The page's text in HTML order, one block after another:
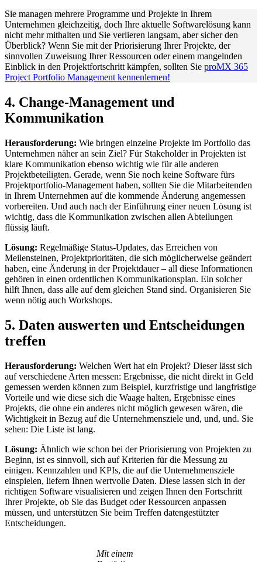
Sie managen mehrere Programme und Projekte in Ihrem
Unternehmen gleichzeitig, doch Ihre aktuelle Softwarelösung kann
nicht mehr mithalten und Sie verlieren langsam, aber sicher den
Überblick? Wenn Sie mit der Priorisierung Ihrer Projekte, der
sinnvollen Zuweisung Ihrer Ressourcen oder einem mangelnden
Einblick in den Projektfortschritt kämpfen, sollten Sie proMX 365
Project Portfolio Management kennenlernen!
4. Change-Management und
Kommunikation
Herausforderung: Wie bringen einzelne Projekte im Portfolio das
Unternehmen näher an sein Ziel? Für Stakeholder in Projekten ist
klare Kommunikation ebenso wichtig wie für alle anderen
Projektbeteiligten. Gerade, wenn Sie noch keine Software fürs
Projektportfolio-Management haben, sollten Sie die Mitarbeitenden
in Ihrem Unternehmen auf die kommende Änderung angemessen
vorbereiten. Und auch nach der Einführung einer neuen Lösung ist
wichtig, dass die Kommunikation zwischen allen Abteilungen
flüssig läuft.
Lösung: Regelmäßige Status-Updates, das Erreichen von
Meilensteinen, Projektprioritäten, die sich möglicherweise geändert
haben, eine Änderung in der Projektdauer – all diese Informationen
gehören in einen ordentlichen Kommunikationsplan. Ein solcher
hilft Ihnen, dass alle auf dem gleichen Stand sind. Organisieren Sie
wenn nötig auch Workshops.
5. Daten auswerten und Entscheidungen
treffen
Herausforderung: Welchen Wert hat ein Projekt? Dieser lässt sich
auf verschiedene Arten messen: Ergebnisse, die nicht direkt in Geld
gemessen werden können zum Beispiel, kurzfristige und langfristige
Vorteile und wie diese sich die Waage halten, Ergebnisse eines
Projekts, die ohne ein anderes nicht möglich gewesen wären, die
Wichtigkeit in Bezug auf die Unternehmensziele und, und, und. Sie
sehen: Die Liste ist lang.
Lösung: Ähnlich wie schon bei der Priorisierung von Projekten zu
Beginn, ist es sinnvoll, sich auf Kriterien für die Messung zu
einigen. Kennzahlen und KPIs, die auf die Unternehmensziele
einspielen, liefern Ihnen wertvolle Daten. Diese lassen sich in der
richtigen Software visualisieren und zeigen Ihnen den Fortschritt
Ihrer Projekte, ob Sie das Budget oder Ressourcen anpassen
müssen, und unterstützen Sie beim Treffen datengestützter
Entscheidungen.
Mit einem